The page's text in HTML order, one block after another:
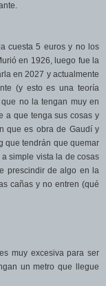
cuesta 5 euros y no los
en 1926, luego fue la
en 2027 y actualmente
(y esto es una teoría
no la tengan muy en
a que tenga sus cosas y
que es obra de Gaudí y
que tendrán que quemar
simple vista la de cosas
prescindir de algo en la
cañas y no entren (qué
muy excesiva para ser
un metro que llegue